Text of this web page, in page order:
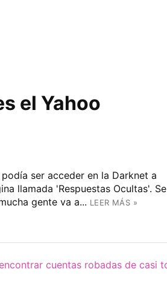
el Yahoo
ser acceder en la Darknet a
llamada 'Respuestas Ocultas'. Se
gente va a... LEER MÁS »